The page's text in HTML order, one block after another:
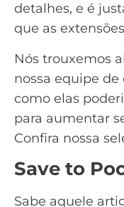
detalhes, e é
que as
Nós trouxemos
nossa equipe
como elas
para aumentar
Confira nossa
Save to
Sabe aquele